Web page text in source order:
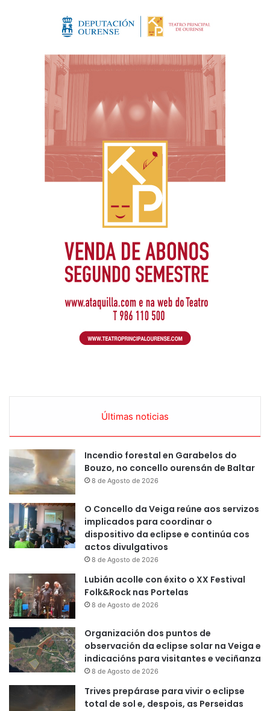
Últimas noticias
Incendio forestal en Garabelos do
Bouzo, no concello ourensán de Baltar
8 de Agosto de 2026
O Concello da Veiga reúne aos servizos
implicados para coordinar o
dispositivo da eclipse e continúa cos
actos divulgativos
8 de Agosto de 2026
Lubián acolle con éxito o XX Festival
Folk&Rock nas Portelas
8 de Agosto de 2026
Organización dos puntos de
observación da eclipse solar na Veiga e
indicacións para visitantes e veciñanza
8 de Agosto de 2026
Trives prepárase para vivir o eclipse
total de sol e, despois, as Perseidas